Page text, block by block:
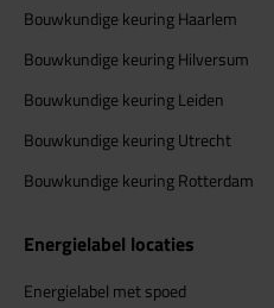
Bouwkundige keuring Haarlem
Bouwkundige keuring Hilversum
Bouwkundige keuring Leiden
Bouwkundige keuring Utrecht
Bouwkundige keuring Rotterdam
Energielabel locaties
Energielabel met spoed